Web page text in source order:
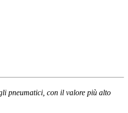
pneumatici, con il valore più alto